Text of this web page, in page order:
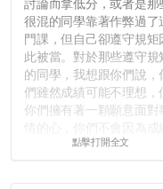
很混的同學靠著作弊過了
門課，但自己卻遵守規矩
此被當。對於那些遵守規
的同學，我想跟你們說，
們雖然成績可能不理想，
你們擁有著一顆願意面對
壓力而選擇逃避(作弊)，在
點擊打開全文